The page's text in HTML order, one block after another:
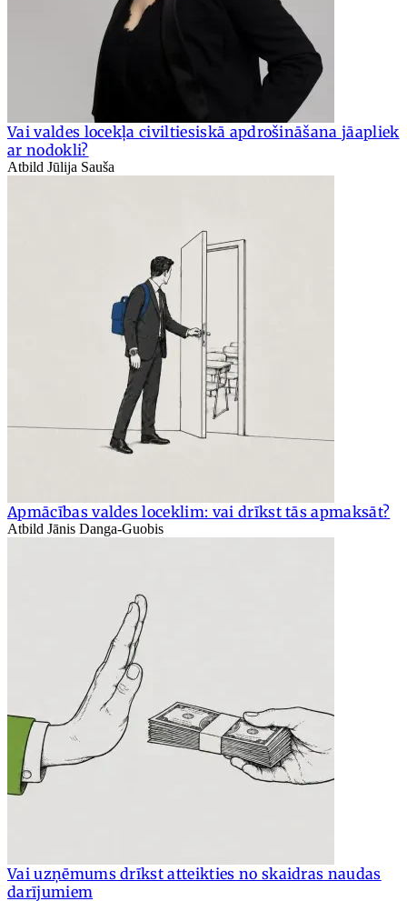
Vai valdes locekļa civiltiesiskā apdrošināšana jāapliek
ar nodokli?
Atbild Jūlija Sauša
Apmācības valdes loceklim: vai drīkst tās apmaksāt?
Atbild Jānis Danga-Guobis
Vai uzņēmums drīkst atteikties no skaidras naudas
darījumiem